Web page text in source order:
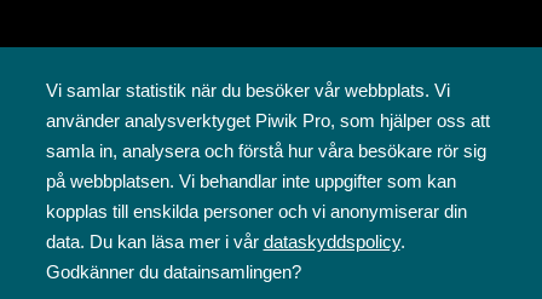
Svenska folkskolans vänner rf
Annegatan 12
00120 Helsingfors
09 6844 570
Vi samlar statistik när du besöker vår webbplats. Vi
använder analysverktyget Piwik Pro, som hjälper oss att
samla in, analysera och förstå hur våra besökare rör sig
på webbplatsen. Vi behandlar inte uppgifter som kan
kopplas till enskilda personer och vi anonymiserar din
data. Du kan läsa mer i vår dataskyddspolicy.
Godkänner du datainsamlingen?